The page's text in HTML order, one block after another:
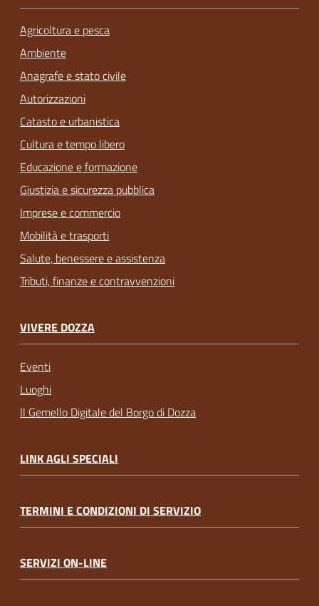
Agricoltura e pesca
Ambiente
Anagrafe e stato civile
Autorizzazioni
Catasto e urbanistica
Cultura e tempo libero
Educazione e formazione
Giustizia e sicurezza pubblica
Imprese e commercio
Mobilità e trasporti
Salute, benessere e assistenza
Tributi, finanze e contravvenzioni
VIVERE DOZZA
Eventi
Luoghi
Il Gemello Digitale del Borgo di Dozza
LINK AGLI SPECIALI
TERMINI E CONDIZIONI DI SERVIZIO
SERVIZI ON-LINE